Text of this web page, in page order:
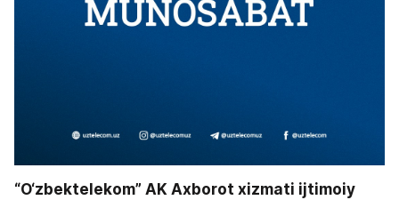
“O‘zbektelekom” AK Axborot xizmati ijtimoiy